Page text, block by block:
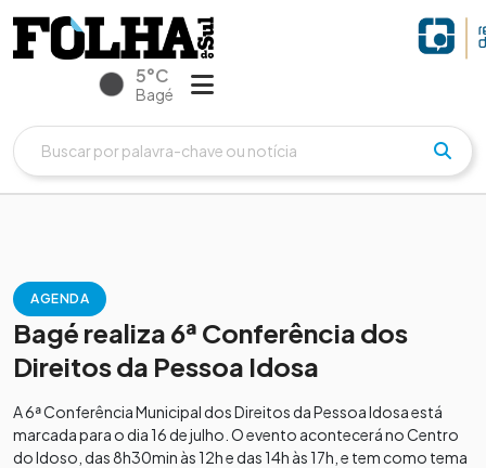
5°C
Bagé
AGENDA
Bagé realiza 6ª Conferência dos
Direitos da Pessoa Idosa
A 6ª Conferência Municipal dos Direitos da Pessoa Idosa está
marcada para o dia 16 de julho. O evento acontecerá no Centro
do Idoso, das 8h30min às 12h e das 14h às 17h, e tem como tema